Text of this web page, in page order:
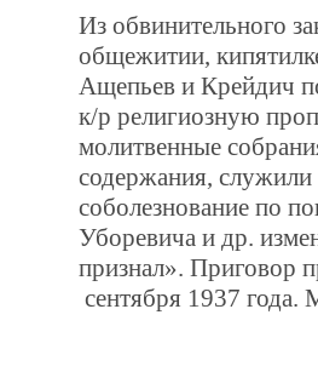
Из обвинительного
общежитии,
Ащепьев и Крейдич
к/р религиозную
молитвенные
содержания,
соболезнование по
Уборевича и др.
признал». Приговор
сентября 1937 года.